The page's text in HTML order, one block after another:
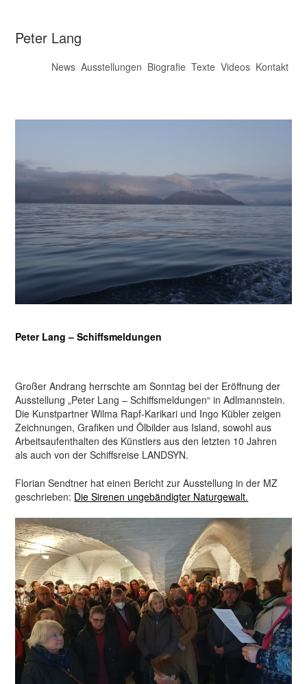
Peter Lang
News Ausstellungen Biografie Texte Videos Kontakt
Peter Lang – Schiffsmeldungen
Großer Andrang herrschte am Sonntag bei der Eröffnung der
Ausstellung „Peter Lang – Schiffsmeldungen“ in Adlmannstein.
Die Kunstpartner Wilma Rapf-Karikari und Ingo Kübler zeigen
Zeichnungen, Grafiken und Ölbilder aus Island, sowohl aus
Arbeitsaufenthalten des Künstlers aus den letzten 10 Jahren
als auch von der Schiffsreise LANDSYN.
Florian Sendtner hat einen Bericht zur Ausstellung in der MZ
geschrieben: Die Sirenen ungebändigter Naturgewalt.